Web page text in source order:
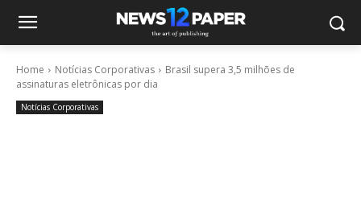
Home Notícias Corporativas
Brasil supera 3,5 milhões de
assinaturas eletrônicas por dia
Notícias Corporativas